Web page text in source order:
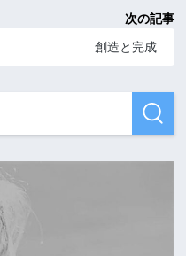
次の記事
創造と完成